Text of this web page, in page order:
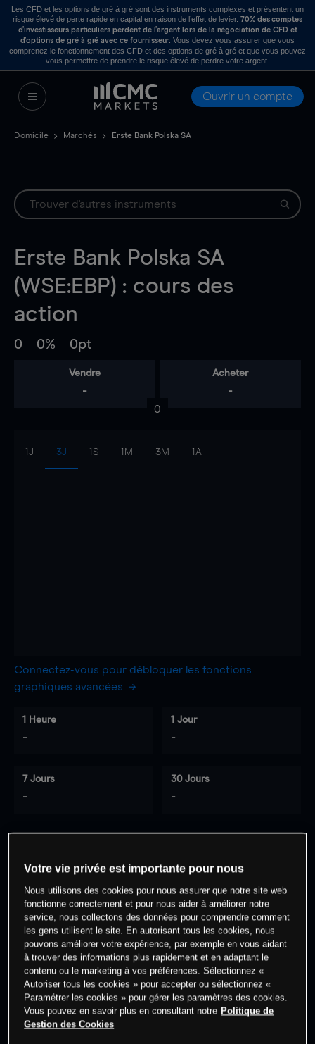
Les CFD et les options de gré à gré sont des instruments complexes et présentent un
risque élevé de perte rapide en capital en raison de l’effet de levier. 70% des comptes
d’investisseurs particuliers perdent de l’argent lors de la négociation de CFD et
d’options de gré à gré avec ce fournisseur . Vous devez vous assurer que vous
comprenez le fonctionnement des CFD et des options de gré à gré et que vous pouvez
vous permettre de prendre le risque élevé de perdre votre argent.
Ouvrir un compte
Domicile Marchés Erste Bank Polska SA
Erste Bank Polska SA
(WSE:EBP) : cours des
action
0 0% 0pt
Vendre
-
Acheter
-
0
1J 3J 1S 1M 3M 1A
Connectez-vous pour débloquer les fonctions
graphiques avancées
1 Heure
-
1 Jour
-
7 Jours
-
30 Jours
-
cet actif
Commencez à trader
Les prix sont indicatifs.Connectez-vous pour voir les
dernières données du marché.
Votre vie privée est importante pour nous
Nous utilisons des cookies pour nous assurer que notre site web
fonctionne correctement et pour nous aider à améliorer notre
service, nous collectons des données pour comprendre comment
les gens utilisent le site. En autorisant tous les cookies, nous
pouvons améliorer votre expérience, par exemple en vous aidant
à trouver des informations plus rapidement et en adaptant le
contenu ou le marketing à vos préférences. Sélectionnez «
Autoriser tous les cookies » pour accepter ou sélectionnez «
Paramétrer les cookies » pour gérer les paramètres des cookies.
Vous pouvez en savoir plus en consultant notre Politique de
Gestion des Cookies